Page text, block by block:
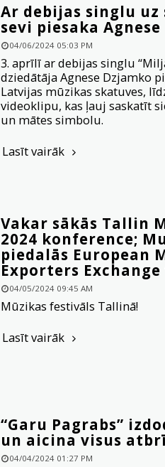
Ar debijas singlu uz
sevi piesaka
04/06/2024 05:03 PM
3. aprīlī ar debijas singlu
dziedātāja Agnese Dzjamko
Latvijas mūzikas skatuves,
videoklipu, kas ļauj saskatīt
un mātes simbolu.
Lasīt vairāk
Vakar sākās Tallin
2024 konference;
piedalās European
Exporters
04/05/2024 09:45 AM
Mūzikas festivāls Tallinā!
Lasīt vairāk
“Garu Pagrabs”
un aicina visus
04/04/2024 01:27 PM